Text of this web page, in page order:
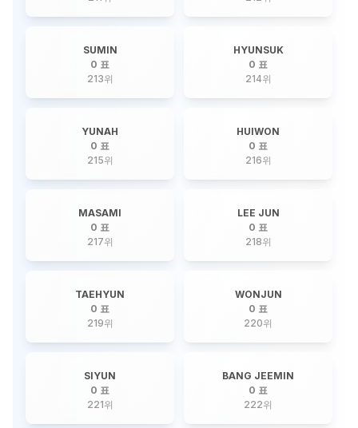
SUMIN
0 표
213위
HYUNSUK
0 표
214위
YUNAH
0 표
215위
HUIWON
0 표
216위
MASAMI
0 표
217위
LEE JUN
0 표
218위
TAEHYUN
0 표
219위
WONJUN
0 표
220위
SIYUN
0 표
221위
BANG JEEMIN
0 표
222위